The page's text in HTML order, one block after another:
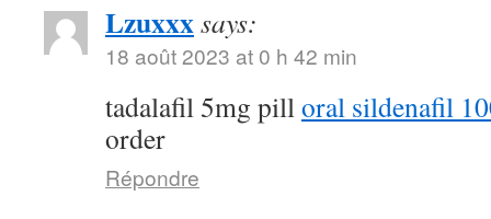
Lzuxxxsays:
18 août 2023 at 0 h 42 min
tadalafil 5mg pilloral sildenafil
order
Répondre